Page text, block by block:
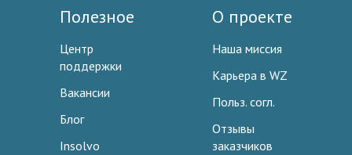
Полезное
Центр
поддержки
Вакансии
Блог
Insolvo
О проекте
Наша миссия
Карьера в WZ
Польз. согл.
Отзывы
заказчиков